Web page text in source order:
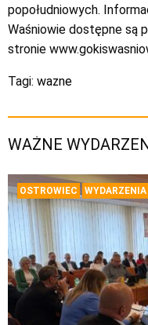
popołudniowych.
Waśniowie dostępne są
stronie
Tagi: wazne
WAŻNE
OSTROWIEC WYDARZENIA